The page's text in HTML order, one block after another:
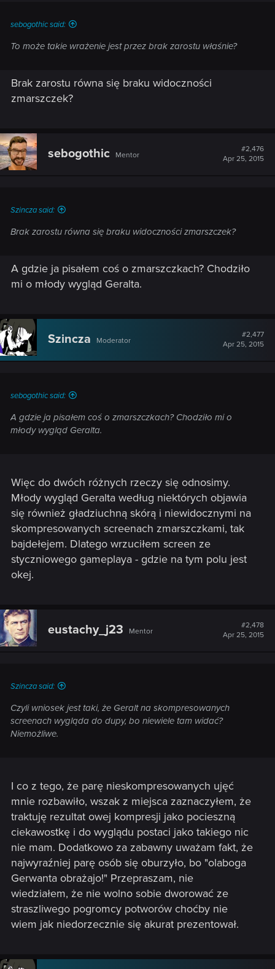
sebogothic said:
To może takie wrażenie jest przez brak zarostu właśnie?
Brak zarostu równa się braku widoczności
zmarszczek?
sebogothic Mentor
#2,476
Apr 25, 2015
Szincza said:
Brak zarostu równa się braku widoczności zmarszczek?
A gdzie ja pisałem coś o zmarszczkach? Chodziło
mi o młody wygląd Geralta.
Szincza Moderator
#2,477
Apr 25, 2015
sebogothic said:
A gdzie ja pisałem coś o zmarszczkach? Chodziło mi o
młody wygląd Geralta.
Więc do dwóch różnych rzeczy się odnosimy.
Młody wygląd Geralta według niektórych objawia
się również gładziuchną skórą i niewidocznymi na
skompresowanych screenach zmarszczkami, tak
bajdełejem. Dlatego wrzuciłem screen ze
styczniowego gameplaya - gdzie na tym polu jest
okej.
eustachy_j23 Mentor
#2,478
Apr 25, 2015
Szincza said:
Czyli wniosek jest taki, że Geralt na skompresowanych
screenach wygląda do dupy, bo niewiele tam widać?
Niemożliwe.
I co z tego, że parę nieskompresowanych ujęć
mnie rozbawiło, wszak z miejsca zaznaczyłem, że
traktuję rezultat owej kompresji jako pocieszną
ciekawostkę i do wyglądu postaci jako takiego nic
nie mam. Dodatkowo za zabawny uważam fakt, że
najwyraźniej parę osób się oburzyło, bo "olaboga
Gerwanta obrażajo!" Przepraszam, nie
wiedziałem, że nie wolno sobie dworować ze
straszliwego pogromcy potworów choćby nie
wiem jak niedorzecznie się akurat prezentował.